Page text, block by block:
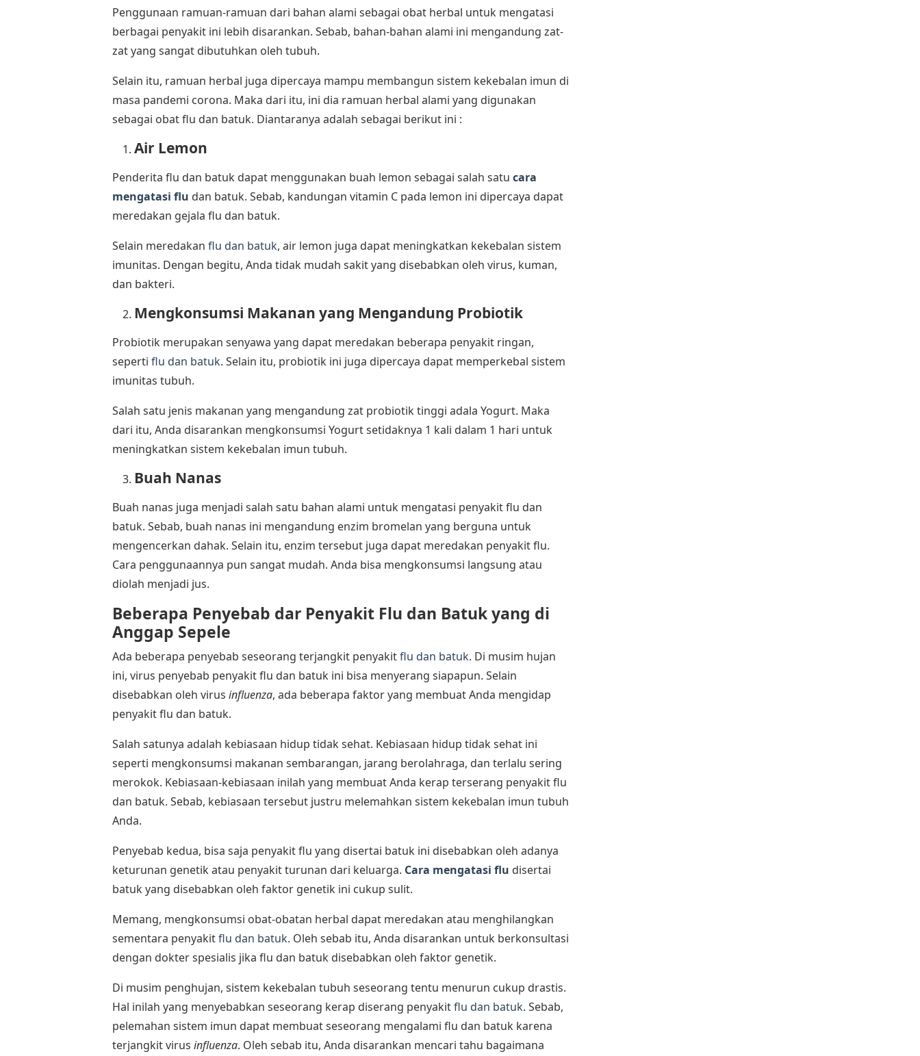
Penggunaan ramuan-ramuan dari bahan alami sebagai obat herbal untuk mengatasi
berbagai penyakit ini lebih disarankan. Sebab, bahan-bahan alami ini mengandung zat-
zat yang sangat dibutuhkan oleh tubuh.
Selain itu, ramuan herbal juga dipercaya mampu membangun sistem kekebalan imun di
masa pandemi corona. Maka dari itu, ini dia ramuan herbal alami yang digunakan
sebagai obat flu dan batuk. Diantaranya adalah sebagai berikut ini :
Air Lemon
Penderita flu dan batuk dapat menggunakan buah lemon sebagai salah satu cara
mengatasi flu dan batuk. Sebab, kandungan vitamin C pada lemon ini dipercaya dapat
meredakan gejala flu dan batuk.
Selain meredakan flu dan batuk, air lemon juga dapat meningkatkan kekebalan sistem
imunitas. Dengan begitu, Anda tidak mudah sakit yang disebabkan oleh virus, kuman,
dan bakteri.
Mengkonsumsi Makanan yang Mengandung Probiotik
Probiotik merupakan senyawa yang dapat meredakan beberapa penyakit ringan,
seperti flu dan batuk. Selain itu, probiotik ini juga dipercaya dapat memperkebal sistem
imunitas tubuh.
Salah satu jenis makanan yang mengandung zat probiotik tinggi adala Yogurt. Maka
dari itu, Anda disarankan mengkonsumsi Yogurt setidaknya 1 kali dalam 1 hari untuk
meningkatkan sistem kekebalan imun tubuh.
Buah Nanas
Buah nanas juga menjadi salah satu bahan alami untuk mengatasi penyakit flu dan
batuk. Sebab, buah nanas ini mengandung enzim bromelan yang berguna untuk
mengencerkan dahak. Selain itu, enzim tersebut juga dapat meredakan penyakit flu.
Cara penggunaannya pun sangat mudah. Anda bisa mengkonsumsi langsung atau
diolah menjadi jus.
Beberapa Penyebab dar Penyakit Flu dan Batukyang di
Anggap Sepele
Ada beberapa penyebab seseorang terjangkit penyakitflu dan batuk. Di musim hujan
ini, virus penyebab penyakit flu dan batuk ini bisa menyerang siapapun. Selain
disebabkan oleh virus influenza, ada beberapa faktor yang membuat Anda mengidap
penyakit flu dan batuk.
Salah satunya adalah kebiasaan hidup tidak sehat. Kebiasaan hidup tidak sehat ini
seperti mengkonsumsi makanan sembarangan, jarang berolahraga, dan terlalu sering
merokok. Kebiasaan-kebiasaan inilah yang membuat Anda kerap terserang penyakit flu
dan batuk. Sebab, kebiasaan tersebut justru melemahkan sistem kekebalan imun tubuh
Anda.
Penyebab kedua, bisa saja penyakit flu yang disertai batuk ini disebabkan oleh adanya
keturunan genetik atau penyakit turunan dari keluarga. Cara mengatasi flu disertai
batuk yang disebabkan oleh faktor genetik ini cukup sulit.
Memang, mengkonsumsi obat-obatan herbal dapat meredakan atau menghilangkan
sementara penyakitflu dan batuk. Oleh sebab itu, Anda disarankan untuk berkonsultasi
dengan dokter spesialis jika flu dan batuk disebabkan oleh faktor genetik.
Di musim penghujan, sistem kekebalan tubuh seseorang tentu menurun cukup drastis.
Hal inilah yang menyebabkan seseorang kerap diserang penyakitflu dan batuk. Sebab,
pelemahan sistem imun dapat membuat seseorang mengalami flu dan batuk karena
terjangkit virus influenza. Oleh sebab itu, Anda disarankan mencari tahu bagaimana